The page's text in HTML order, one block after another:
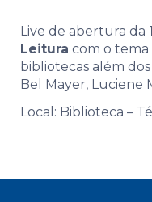
Live de abertura da
Leitura com o tema
bibliotecas além dos
Bel Mayer, Luciene
Local: Biblioteca –